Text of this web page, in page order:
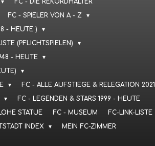
FC - DIE REKORDHALTER
FC - SPIELER VON A - Z
- HEUTE )
(PFLICHTSPIELEN)
- HEUTE
FC - ALLE AUFSTIEGE & RELEGATION 2021
FC - LEGENDEN & STARS 1999 - HEUTE
STATUE FC - MUSEUM
FC-LINK-LISTE
INDEX
MEIN FC-ZIMMER